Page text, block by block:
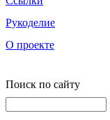
Рукоделие
О проекте
Поиск по сайту